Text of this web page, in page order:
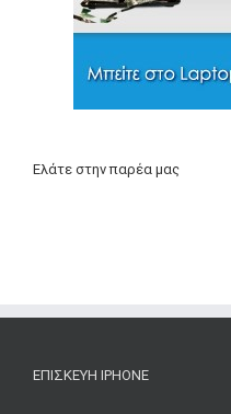
Ελάτε στην παρέα μας
ΕΠΙΣΚΕΥΉ IPHONE